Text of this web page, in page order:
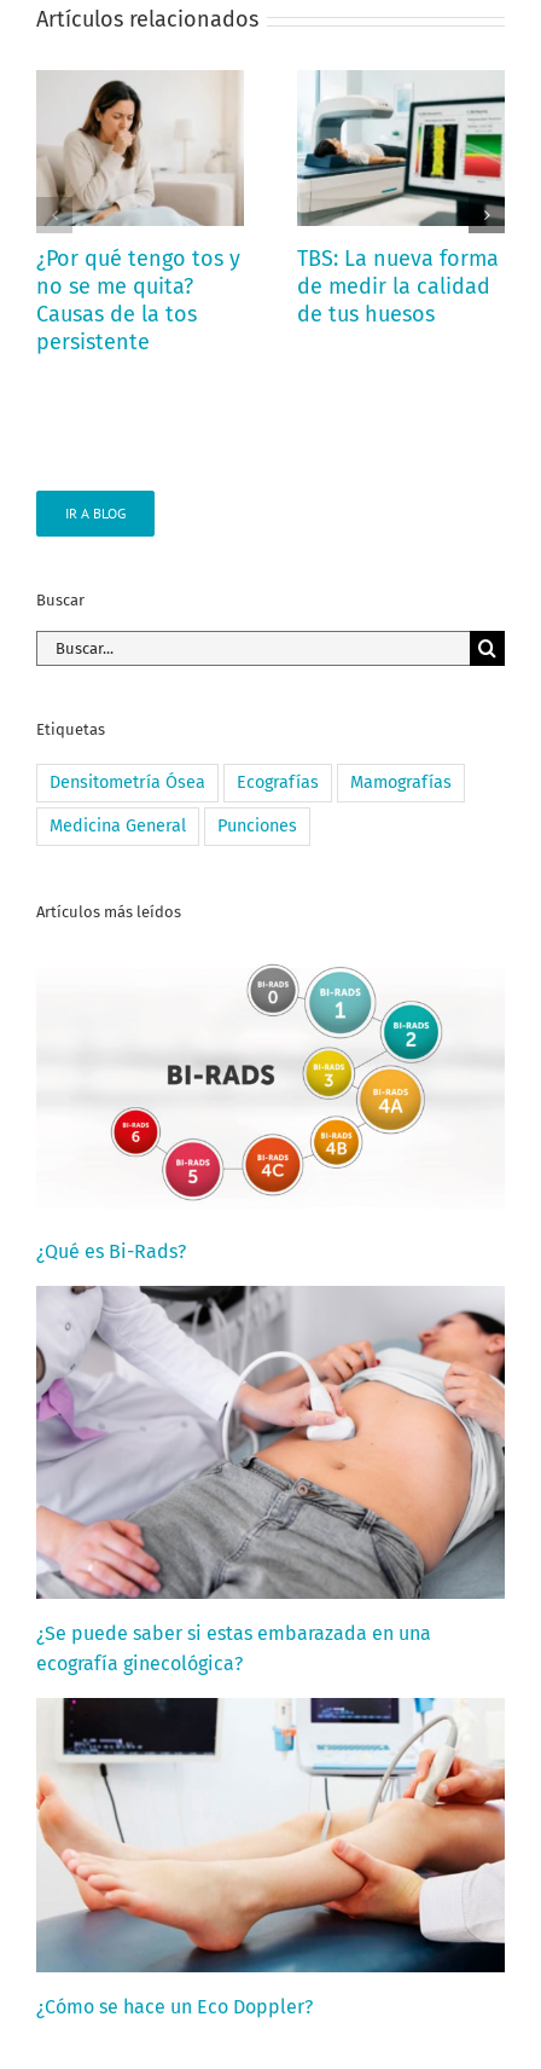
Artículos relacionados
¿Por qué tengo tos y
no se me quita?
Causas de la tos
persistente
TBS: La nueva forma
de medir la calidad
de tus huesos
IR A BLOG
Buscar
Buscar:
Etiquetas
Densitometría Ósea Ecografías Mamografías
Medicina General Punciones
Artículos más leídos
¿Qué es Bi-Rads?
¿Se puede saber si estas embarazada en una
ecografía ginecológica?
¿Cómo se hace un Eco Doppler?